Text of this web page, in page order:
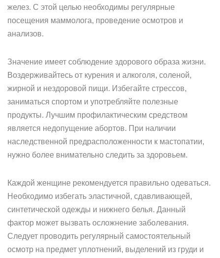
желез. С этой целью необходимы регулярные
посещения маммолога, проведение осмотров и
анализов.
Значение имеет соблюдение здорового образа жизни.
Воздерживайтесь от курения и алкоголя, соленой,
жирной и нездоровой пищи. Избегайте стрессов,
заниматься спортом и употребляйте полезные
продукты. Лучшим профилактическим средством
является недопущение абортов. При наличии
наследственной предрасположенности к мастопатии,
нужно более внимательно следить за здоровьем.
Каждой женщине рекомендуется правильно одеваться.
Необходимо избегать эластичной, сдавливающей,
синтетической одежды и нижнего белья. Данный
фактор может вызвать осложнение заболевания.
Следует проводить регулярный самостоятельный
осмотр на предмет уплотнений, выделений из груди и